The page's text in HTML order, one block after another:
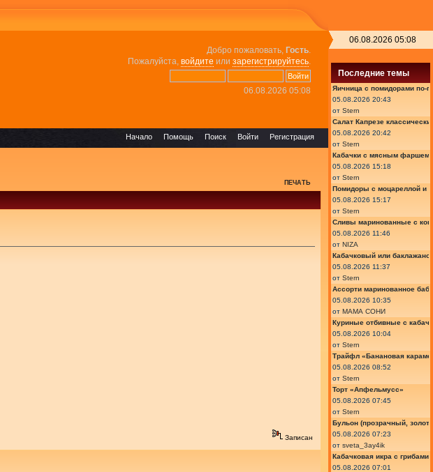
Добро пожаловать, Гость.
Пожалуйста, войдите или зарегистрируйтесь.
06.08.2026 05:08
Регистрация
Войти
Поиск
Помощь
Начало
ПЕЧАТЬ
Записан
06.08.2026 05:08
Последние темы
Яичница с помидорами по-
05.08.2026 20:43
от Stern
Салат Капрезе
05.08.2026 20:42
от Stern
Кабачки с мясным фаршем
05.08.2026 15:18
от Stern
Помидоры с моцареллой и
05.08.2026 15:17
от Stern
Сливы маринованные с
05.08.2026 11:46
от NIZA
Кабачковый или
05.08.2026 11:37
от Stern
Ассорти маринованное
05.08.2026 10:35
от МАМА СОНИ
Куриные отбивные с
05.08.2026 10:04
от Stern
Трайфл «Банановая
05.08.2026 08:52
от Stern
Торт «Апфельмусс»
05.08.2026 07:45
от Stern
Бульон (прозрачный,
05.08.2026 07:23
от sveta_3ay4ik
Кабачковая икра с грибами
05.08.2026 07:01